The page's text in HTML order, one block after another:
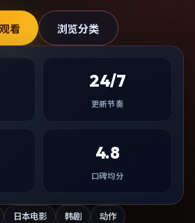
看 浏览分类
24/7
更新节奏
4.8
口碑均分
日本电影 韩剧 动作